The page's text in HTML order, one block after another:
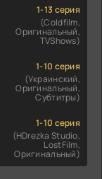
1-13 серия
(Coldfilm,
Оригинальный,
TVShows)
1-10 серия
(Украинский,
Оригинальный,
Субтитры)
1-10 серия
(HDrezka Studio,
LostFilm,
Оригинальный)